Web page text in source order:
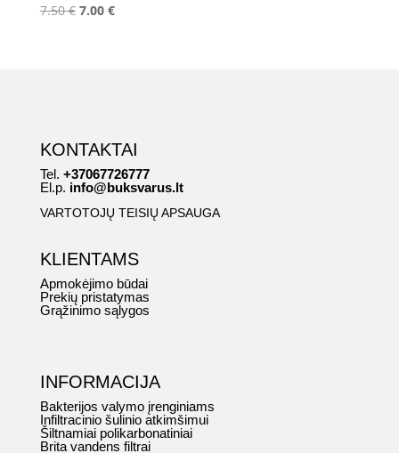
7.50€ Original
7.00 €Current
KONTAKTAI
Tel. +37067726777
El.p. info@buksvarus.lt
VARTOTOJŲ TEISIŲ APSAUGA
KLIENTAMS
Apmokėjimo būdai
Prekių pristatymas
Grąžinimo sąlygos
INFORMACIJA
Bakterijos valymo įrenginiams
Infiltracinio šulinio atkimšimui
Šiltnamiai polikarbonatiniai
Brita vandens filtrai